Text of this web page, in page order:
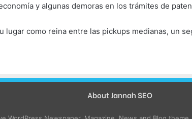
y algunas demoras en los trámites de
lugar como reina entre las pickups medianas, un
About Jannah SEO